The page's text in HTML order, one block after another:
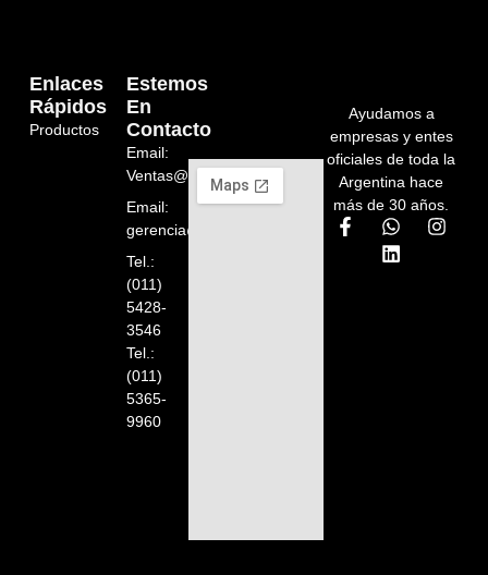
Ayudamos a
empresas y entes
oficiales de toda la
Argentina hace
más de 30 años.
Enlaces
Rápidos
Productos
Estemos
En
Contacto
Email:
Ventas@orelion.com.ar
Email:
gerencia@orelion.com.ar
Tel.:
(011)
5428-
3546
Tel.:
(011)
5365-
9960